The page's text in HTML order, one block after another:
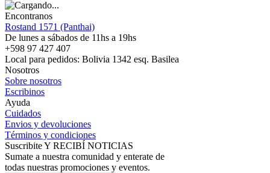
Encontranos
Rostand 1571 (Panthai)
De lunes a sábados de 11hs a 19hs
+598 97 427 407
Local para pedidos: Bolivia 1342 esq. Basilea
Nosotros
Sobre nosotros
Escribinos
Ayuda
Cuidados
Envios y devoluciones
Términos y condiciones
Suscribite Y RECIBÍ NOTICIAS
Sumate a nuestra comunidad y enterate de
todas nuestras promociones y eventos.